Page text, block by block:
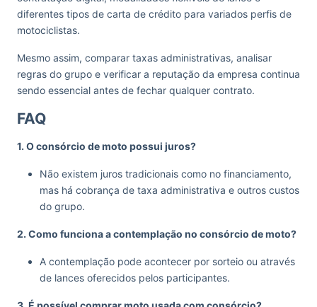
diferentes tipos de carta de crédito para variados perfis de
motociclistas.
Mesmo assim, comparar taxas administrativas, analisar
regras do grupo e verificar a reputação da empresa continua
sendo essencial antes de fechar qualquer contrato.
FAQ
1. O consórcio de moto possui juros?
Não existem juros tradicionais como no financiamento,
mas há cobrança de taxa administrativa e outros custos
do grupo.
2. Como funciona a contemplação no consórcio de moto?
A contemplação pode acontecer por sorteio ou através
de lances oferecidos pelos participantes.